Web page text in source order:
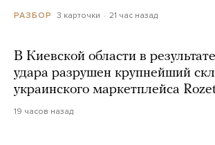
РАЗБОР 3 карточки 21 час назад
В Киевской области в
удара разрушен крупнейший
украинского маркетплейса
19 часов назад